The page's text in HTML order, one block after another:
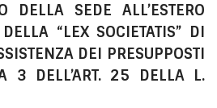
DELLA SEDE ALL’ESTERO
“LEX SOCIETATIS” DI
DEI PRESUPPOSTI
3 DELL’ART. 25 DELLA L.